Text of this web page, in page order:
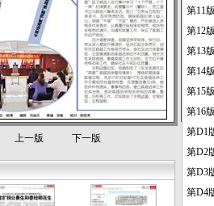
上一版 下一版
第11
第12
第13
第14
第15
第16
第D1
第D2
第D3
第D4